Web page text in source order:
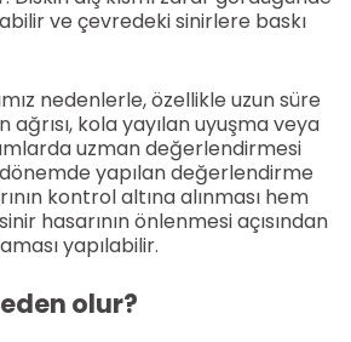
ve çevredeki sinirlere baskı
nedenlerle, özellikle uzun süre
kola yayılan uyuşma veya
uzman değerlendirmesi
yapılan değerlendirme
kontrol altına alınması hem
hasarının önlenmesi açısından
yapılabilir.
olur?